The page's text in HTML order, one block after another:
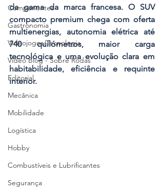
Componentes
Gastronomia
Videojogos/Tecnologia
Vídeo Blog - Sobre Rodas
Editorial
Mecânica
Mobilidade
Logística
Hobby
Combustíveis e Lubrificantes
Segurança
da gama da marca francesa. O SUV
compacto premium chega com oferta
multienergias, autonomia elétrica até
740 quilómetros, maior carga
tecnológica e uma evolução clara em
habitabilidade, eficiência e requinte
interior.